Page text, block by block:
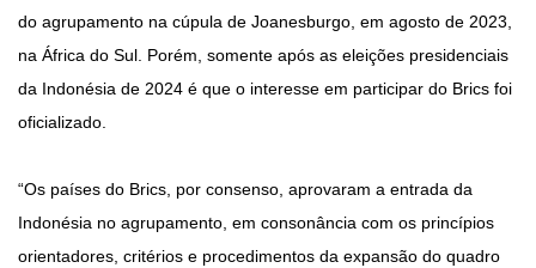
do agrupamento na cúpula de Joanesburgo, em agosto de 2023,
na África do Sul. Porém, somente após as eleições presidenciais
da Indonésia de 2024 é que o interesse em participar do Brics foi
oficializado.
“Os países do Brics, por consenso, aprovaram a entrada da
Indonésia no agrupamento, em consonância com os princípios
orientadores, critérios e procedimentos da expansão do quadro